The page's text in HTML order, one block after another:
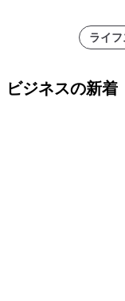
ライ
ビジネスの新着